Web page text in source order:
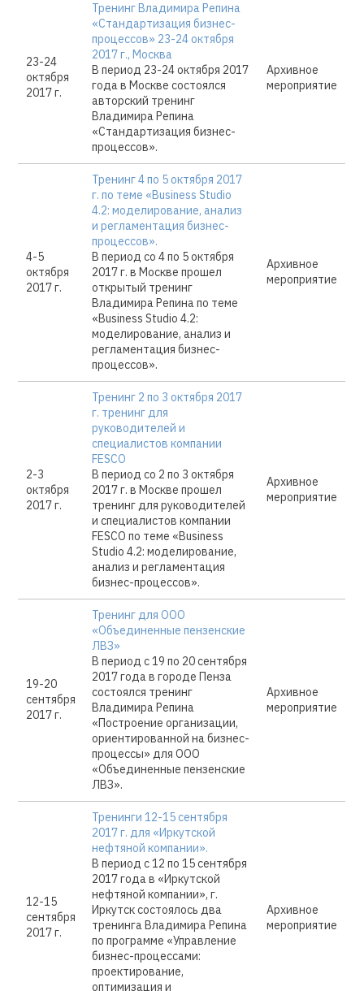
23-24
октября
2017 г.
Тренинг Владимира Репина
«Стандартизация бизнес-
процессов» 23-24 октября
2017 г., Москва
В период 23-24 октября 2017
года в Москве состоялся
авторский тренинг
Владимира Репина
«Стандартизация бизнес-
процессов».
Архивное
мероприятие
4-5
октября
2017 г.
Тренинг 4 по 5 октября 2017
г. по теме «Business Studio
4.2: моделирование, анализ
и регламентация бизнес-
процессов».
В период со 4 по 5 октября
2017 г. в Москве прошел
открытый тренинг
Владимира Репина по теме
«Business Studio 4.2:
моделирование, анализ и
регламентация бизнес-
процессов».
Архивное
мероприятие
2-3
октября
2017 г.
Тренинг 2 по 3 октября 2017
г. тренинг для
руководителей и
специалистов компании
FESCO
В период со 2 по 3 октября
2017 г. в Москве прошел
тренинг для руководителей
и специалистов компании
FESCO по теме «Business
Studio 4.2: моделирование,
анализ и регламентация
бизнес-процессов».
Архивное
мероприятие
19-20
сентября
2017 г.
Тренинг для ООО
«Объединенные пензенские
ЛВЗ»
В период с 19 по 20 сентября
2017 года в городе Пенза
состоялся тренинг
Владимира Репина
«Построение организации,
ориентированной на бизнес-
процессы» для ООО
«Объединенные пензенские
ЛВЗ».
Архивное
мероприятие
12-15
сентября
2017 г.
Тренинги 12-15 сентября
2017 г. для «Иркутской
нефтяной компании».
В период с 12 по 15 сентября
2017 года в «Иркутской
нефтяной компании», г.
Иркутск состоялось два
тренинга Владимира Репина
по программе «Управление
бизнес-процессами:
проектирование,
оптимизация и
Архивное
мероприятие